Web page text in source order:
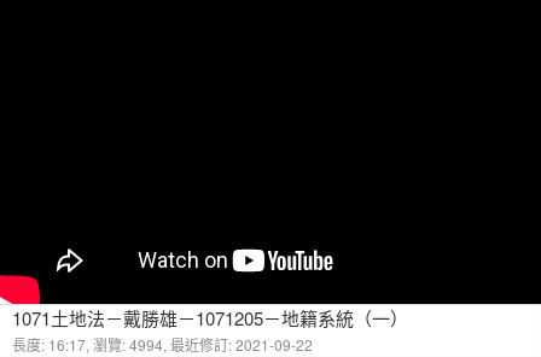
1071土地法－戴勝雄－1071205－地籍系統（一）
長度: 16:17, 瀏覽: 4994, 最近修訂: 2021-09-22